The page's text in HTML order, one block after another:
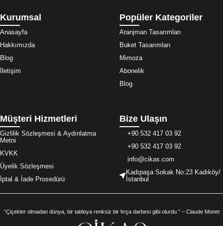
Kurumsal
Anasayfa
Hakkımızda
Blog
İletişim
Popüler Kategoriler
Aranjman Tasarımları
Buket Tasarımları
Mimoza
Abonelik
Blog
Müşteri Hizmetleri
Gizlilik Sözleşmesi & Aydınlatma
Metni
KVKK
Üyelik Sözleşmesi
İptal & İade Prosedürü
Bize Ulaşın
+90 532 417 03 92
+90 532 417 03 92
info@cikas.com
Kadıpaşa Sokak No:23 Kadıköy/
İstanbul
“Çiçekler olmadan dünya, bir tabloya renksiz bir fırça darbesi gibi olurdu.” – Claude Monet